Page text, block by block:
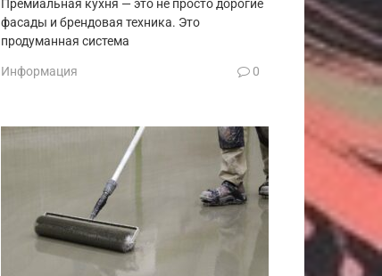
Премиальная кухня — это не просто дорогие
фасады и брендовая техника. Это
продуманная система
Информация 0